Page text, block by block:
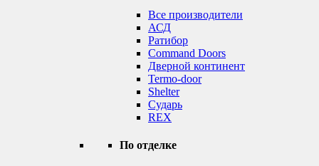
Все производители
АСД
Ратибор
Command Doors
Дверной континент
Termo-door
Shelter
Сударь
REX
По отделке